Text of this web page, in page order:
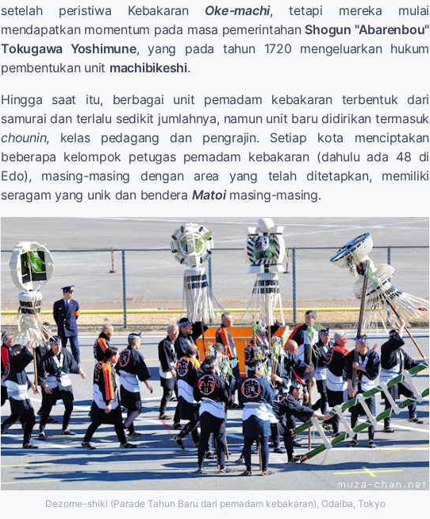
setelah peristiwa Kebakaran Oke-machi, tetapi mereka mulai
mendapatkan momentum pada masa pemerintahan Shogun "Abarenbou"
Tokugawa Yoshimune, yang pada tahun 1720 mengeluarkan hukum
pembentukan unit machibikeshi.
Hingga saat itu, berbagai unit pemadam kebakaran terbentuk dari
samurai dan terlalu sedikit jumlahnya, namun unit baru didirikan termasuk
chounin, kelas pedagang dan pengrajin. Setiap kota menciptakan
beberapa kelompok petugas pemadam kebakaran (dahulu ada 48 di
Edo), masing-masing dengan area yang telah ditetapkan, memiliki
seragam yang unik dan bendera Matoimasing-masing.
Dezome-shiki (Parade Tahun Baru dari pemadam kebakaran), Odaiba, Tokyo